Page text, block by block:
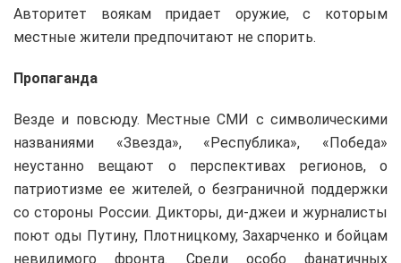
Авторитет воякам придает оружие, с которым
местные жители предпочитают не спорить.
Пропаганда
Везде и повсюду. Местные СМИ с символическими
названиями «Звезда», «Республика», «Победа»
неустанно вещают о перспективах регионов, о
патриотизме ее жителей, о безграничной поддержки
со стороны России. Дикторы, ди-джеи и журналисты
поют оды Путину, Плотницкому, Захарченко и бойцам
невидимого фронта. Среди особо фанатичных